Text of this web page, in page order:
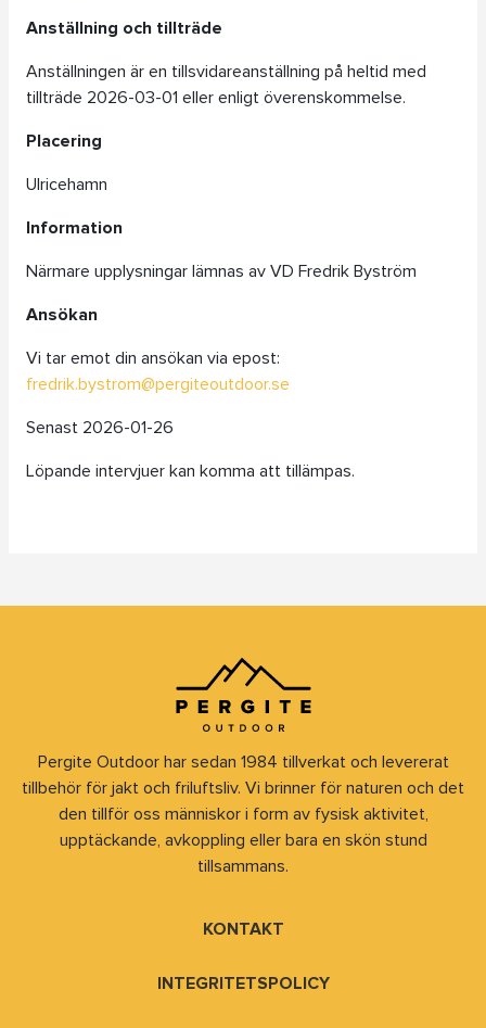
Anställning och tillträde
Anställningen är en tillsvidareanställning på heltid med
tillträde 2026-03-01 eller enligt överenskommelse.
Placering
Ulricehamn
Information
Närmare upplysningar lämnas av VD Fredrik Byström
Ansökan
Vi tar emot din ansökan via epost:
fredrik.bystrom@pergiteoutdoor.se
Senast 2026-01-26
Löpande intervjuer kan komma att tillämpas.
Pergite Outdoor har sedan 1984 tillverkat och levererat
tillbehör för jakt och friluftsliv. Vi brinner för naturen och det
den tillför oss människor i form av fysisk aktivitet,
upptäckande, avkoppling eller bara en skön stund
tillsammans.
KONTAKT
INTEGRITETSPOLICY